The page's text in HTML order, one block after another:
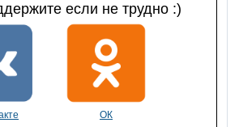
если не трудно :)
ОК